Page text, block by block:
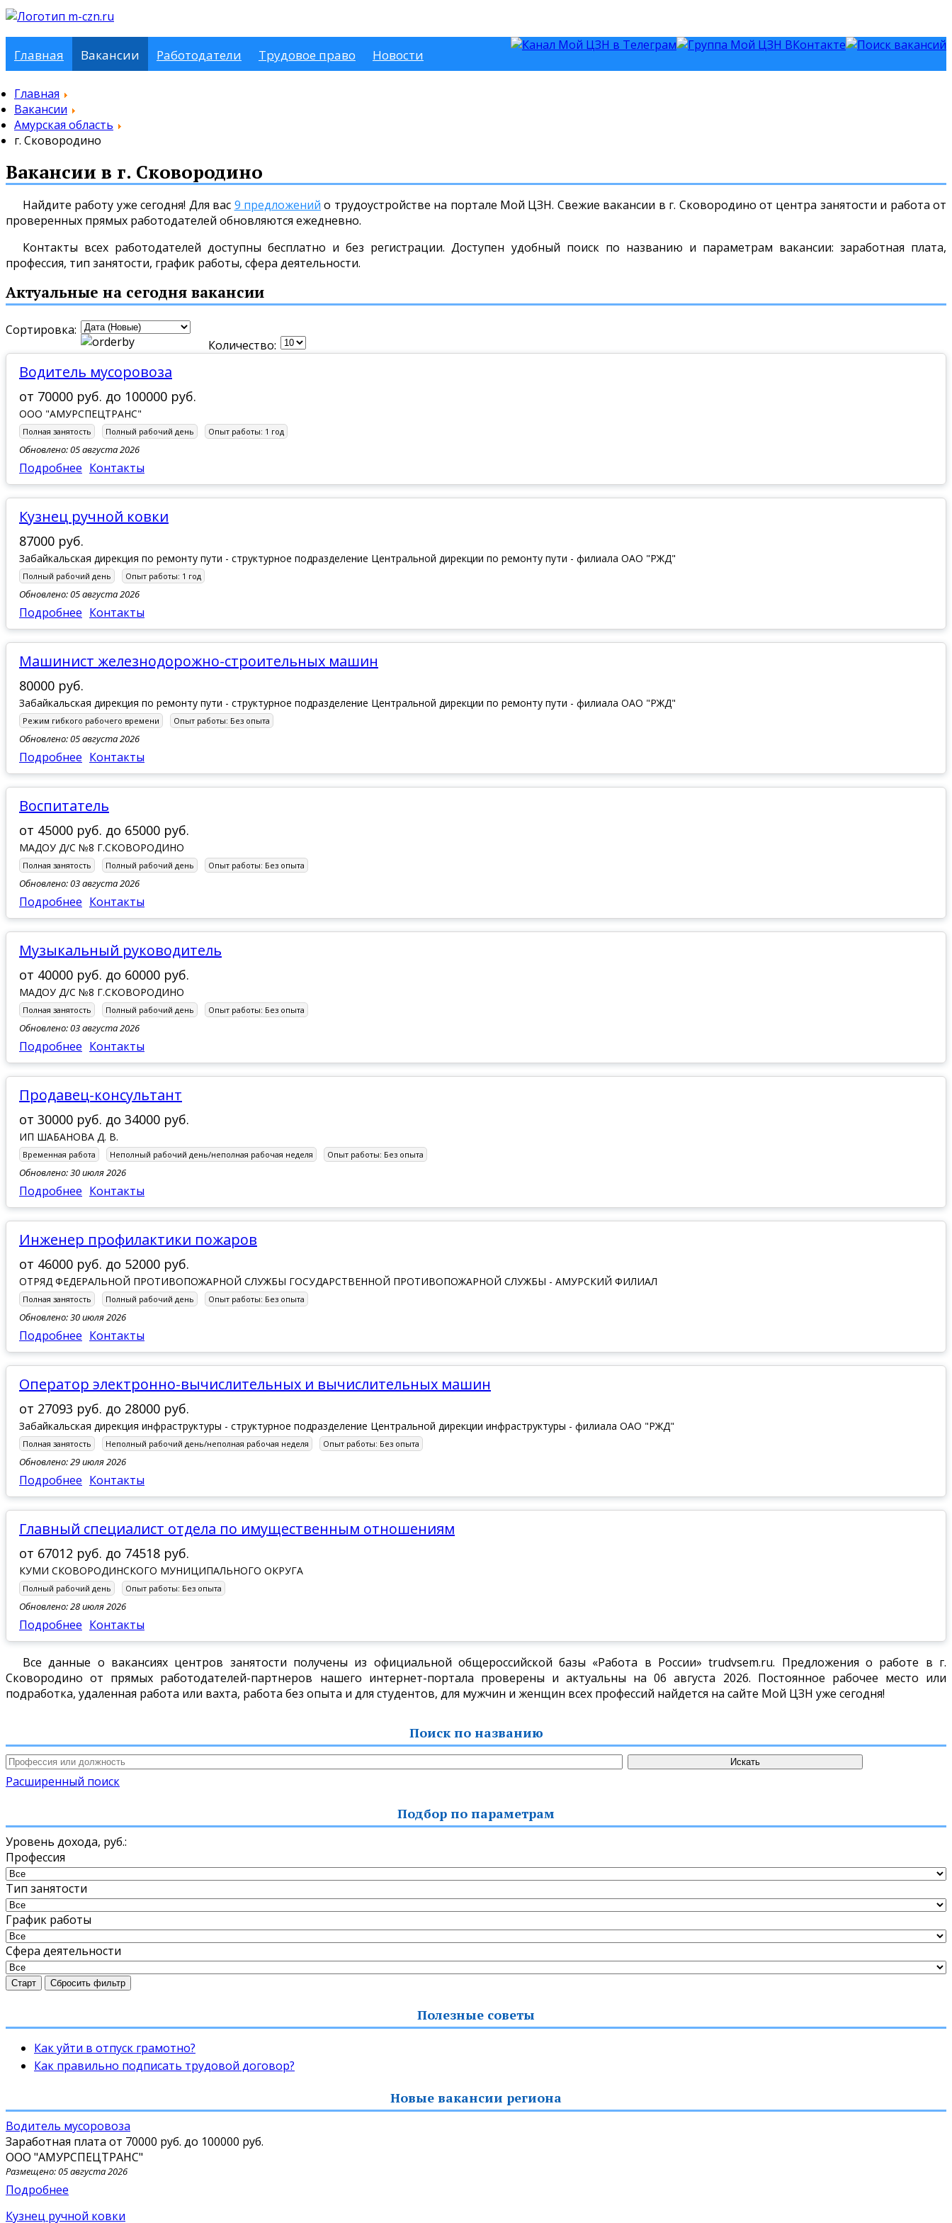
Главная Вакансии Работодатели Трудовое право Новости
Главная
Вакансии
Амурская область
г. Сковородино
Вакансии в г. Сковородино
Найдите работу уже сегодня! Для вас 9 предложений о трудоустройстве на портале Мой ЦЗН. Свежие вакансии в г. Сковородино от центра занятости и работа от
проверенных прямых работодателей обновляются ежедневно.
Контакты всех работодателей доступны бесплатно и без регистрации. Доступен удобный поиск по названию и параметрам вакансии: заработная плата,
профессия, тип занятости, график работы, сфера деятельности.
Актуальные на сегодня вакансии
Сортировка:
Количество:
водитель мусоровоза
от 70000 руб. до 100000 руб.
ООО "АМУРСПЕЦТРАНС"
Полная занятость Полный рабочий день Опыт работы: 1 год
Обновлено: 05 августа 2026
Подробнее Контакты
Кузнец ручной ковки
87000 руб.
Забайкальская дирекция по ремонту пути - структурное подразделение Центральной дирекции по ремонту пути - филиала ОАО "РЖД"
Полный рабочий день Опыт работы: 1 год
Обновлено: 05 августа 2026
Подробнее Контакты
Машинист железнодорожно-строительных машин
80000 руб.
Забайкальская дирекция по ремонту пути - структурное подразделение Центральной дирекции по ремонту пути - филиала ОАО "РЖД"
Режим гибкого рабочего времени Опыт работы: Без опыта
Обновлено: 05 августа 2026
Подробнее Контакты
воспитатель
от 45000 руб. до 65000 руб.
МАДОУ Д/С №8 Г.СКОВОРОДИНО
Полная занятость Полный рабочий день Опыт работы: Без опыта
Обновлено: 03 августа 2026
Подробнее Контакты
Музыкальный руководитель
от 40000 руб. до 60000 руб.
МАДОУ Д/С №8 Г.СКОВОРОДИНО
Полная занятость Полный рабочий день Опыт работы: Без опыта
Обновлено: 03 августа 2026
Подробнее Контакты
Продавец-консультант
от 30000 руб. до 34000 руб.
ИП ШАБАНОВА Д. В.
Временная работа Неполный рабочий день/неполная рабочая неделя Опыт работы: Без опыта
Обновлено: 30 июля 2026
Подробнее Контакты
инженер профилактики пожаров
от 46000 руб. до 52000 руб.
ОТРЯД ФЕДЕРАЛЬНОЙ ПРОТИВОПОЖАРНОЙ СЛУЖБЫ ГОСУДАРСТВЕННОЙ ПРОТИВОПОЖАРНОЙ СЛУЖБЫ - АМУРСКИЙ ФИЛИАЛ
Полная занятость Полный рабочий день Опыт работы: Без опыта
Обновлено: 30 июля 2026
Подробнее Контакты
Оператор электронно-вычислительных и вычислительных машин
от 27093 руб. до 28000 руб.
Забайкальская дирекция инфраструктуры - структурное подразделение Центральной дирекции инфраструктуры - филиала ОАО "РЖД"
Полная занятость Неполный рабочий день/неполная рабочая неделя Опыт работы: Без опыта
Обновлено: 29 июля 2026
Подробнее Контакты
Главный специалист отдела по имущественным отношениям
от 67012 руб. до 74518 руб.
КУМИ СКОВОРОДИНСКОГО МУНИЦИПАЛЬНОГО ОКРУГА
Полный рабочий день Опыт работы: Без опыта
Обновлено: 28 июля 2026
Подробнее Контакты
Все данные о вакансиях центров занятости получены из официальной общероссийской базы «Работа в России» trudvsem.ru. Предложения о работе в г.
Сковородино от прямых работодателей-партнеров нашего интернет-портала проверены и актуальны на 06 августа 2026. Постоянное рабочее место или
подработка, удаленная работа или вахта, работа без опыта и для студентов, для мужчин и женщин всех профессий найдется на сайте Мой ЦЗН уже сегодня!
Поиск по названию
Расширенный поиск
Подбор по параметрам
Уровень дохода, руб.:
Профессия
Тип занятости
График работы
Сфера деятельности
Старт Сбросить фильтр
Полезные советы
Как уйти в отпуск грамотно?
Как правильно подписать трудовой договор?
Новые вакансии региона
водитель мусоровоза
Заработная плата от 70000 руб. до 100000 руб.
ООО "АМУРСПЕЦТРАНС"
Размещено: 05 августа 2026
Подробнее
Кузнец ручной ковки